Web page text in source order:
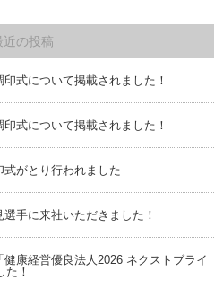
近の投稿
式について掲載されました！
式について掲載されました！
がとり行われました
手に来社いただきました！
健康経営優良法人2026 ネクストブライ
た！